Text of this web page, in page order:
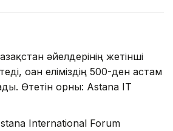
әйелдерінің жетінші
оған еліміздің 500-ден астам
Өтетін орны: Astana IT
International Forum